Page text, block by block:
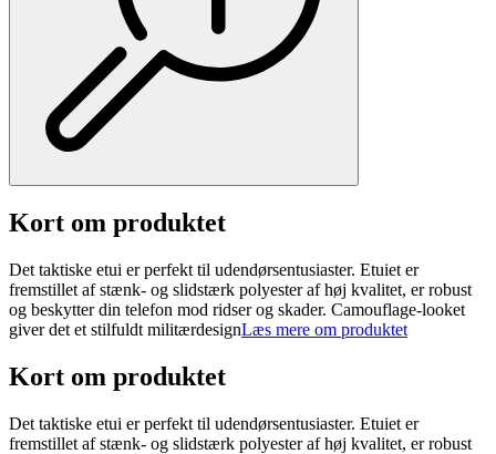
Kort om produktet
Det taktiske etui er perfekt til udendørsentusiaster. Etuiet er
fremstillet af stænk- og slidstærk polyester af høj kvalitet, er robust
og beskytter din telefon mod ridser og skader. Camouflage-looket
giver det et stilfuldt militærdesignLæs mere om produktet
Kort om produktet
Det taktiske etui er perfekt til udendørsentusiaster. Etuiet er
fremstillet af stænk- og slidstærk polyester af høj kvalitet, er robust